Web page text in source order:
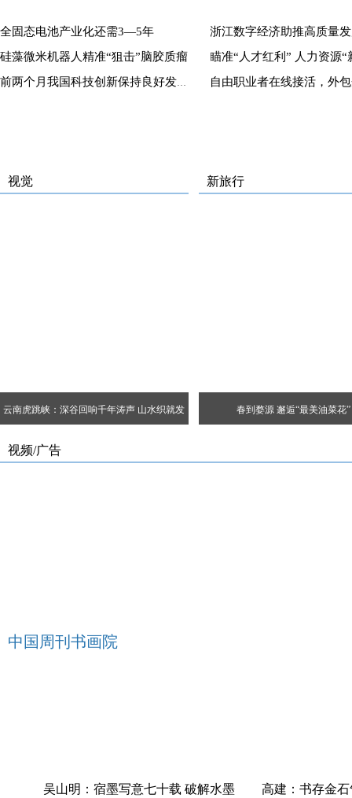
全固态电池产业化还需3—5年
硅藻微米机器人精准“狙击”脑胶质瘤
前两个月我国科技创新保持良好发展势头
浙江数字经济助推高质量
视觉
云南虎跳峡：深谷回响千年涛声 山水织就发
新旅行
春到婺源 邂逅“最美油菜花”
视频/广告
中国周刊书画院
吴山明：宿墨写意七十载 破解水墨 高建：书存金